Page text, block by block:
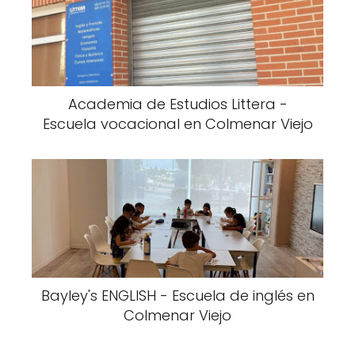
Academia de Estudios Littera -
Escuela vocacional en Colmenar Viejo
Bayley's ENGLISH - Escuela de inglés en
Colmenar Viejo